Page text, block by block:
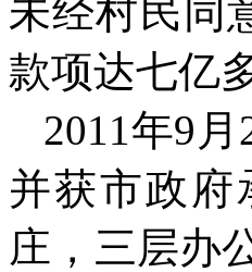
未经村民同
款项达七亿
2011年9 月
并获市政府
庄，三层办